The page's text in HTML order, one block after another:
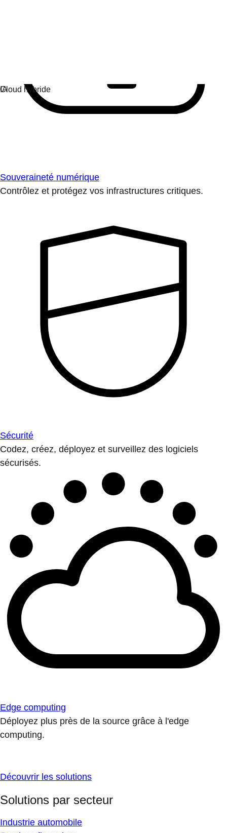
Souveraineté numérique
Contrôlez et protégez vos infrastructures critiques.
Sécurité
Codez, créez, déployez et surveillez des logiciels
sécurisés.
Edge computing
Déployez plus près de la source grâce à l'edge
computing.
Découvrir les solutions
Solutions par secteur
Industrie automobile